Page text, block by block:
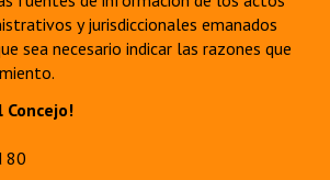
y jurisdiccionales emanados
sea necesario indicar las razones que
Concejo!
80